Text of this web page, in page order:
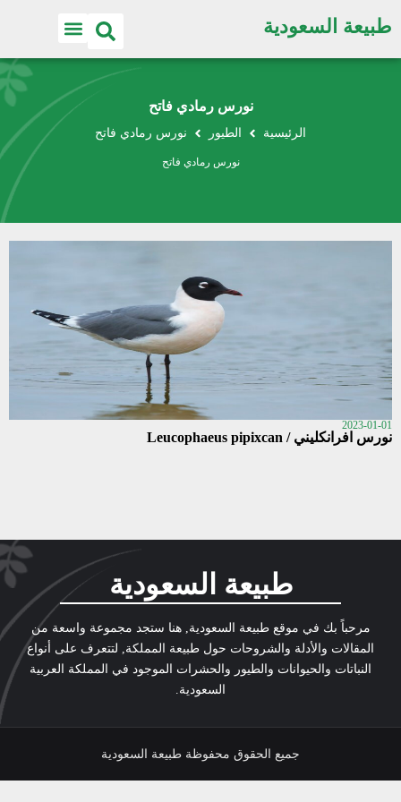
طبيعة السعودية
نورس رمادي فاتح
الرئيسية الطيور نورس رمادي فاتح
نورس رمادي فاتح
2023-01-01
نورس افرانكليني / Leucophaeus pipixcan
طبيعة السعودية
مرحباً بك في موقع طبيعة السعودية, هنا ستجد مجموعة واسعة من
المقالات والأدلة والشروحات حول طبيعة المملكة, لتتعرف على أنواع
النباتات والحيوانات والطيور والحشرات الموجود في المملكة العربية
السعودية.
جميع الحقوق محفوظة طبيعة السعودية